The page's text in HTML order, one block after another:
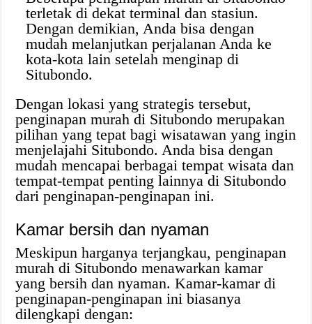
terletak di dekat terminal dan stasiun.
Dengan demikian, Anda bisa dengan
mudah melanjutkan perjalanan Anda ke
kota-kota lain setelah menginap di
Situbondo.
Dengan lokasi yang strategis tersebut,
penginapan murah di Situbondo merupakan
pilihan yang tepat bagi wisatawan yang ingin
menjelajahi Situbondo. Anda bisa dengan
mudah mencapai berbagai tempat wisata dan
tempat-tempat penting lainnya di Situbondo
dari penginapan-penginapan ini.
Kamar bersih dan nyaman
Meskipun harganya terjangkau, penginapan
murah di Situbondo menawarkan kamar
yang bersih dan nyaman. Kamar-kamar di
penginapan-penginapan ini biasanya
dilengkapi dengan: